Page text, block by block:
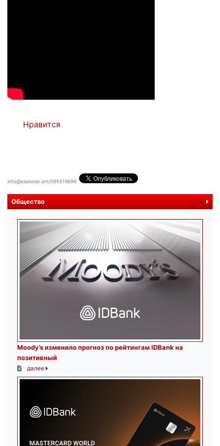
Нравится
info@asekose.am/095519696
Общество далее
Moody’s изменило прогноз по рейтингам IDBank на
позитивный
далее